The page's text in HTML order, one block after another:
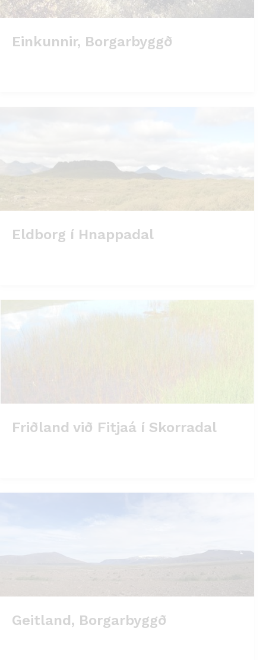
Einkunnir, Borgarbyggð
Eldborg í Hnappadal
Friðland við Fitjaá í Skorradal
Geitland, Borgarbyggð